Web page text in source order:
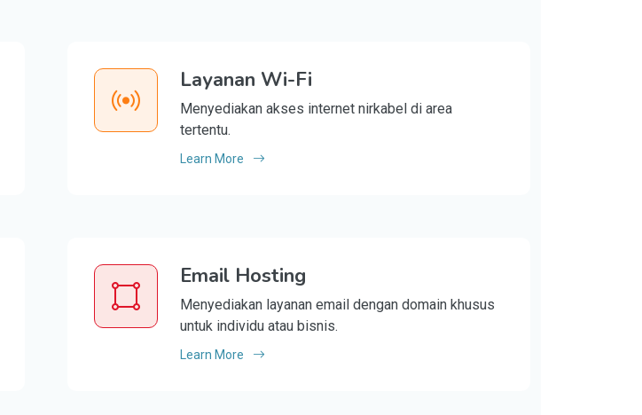
Layanan Wi-Fi
Menyediakan akses internet nirkabel di area
tertentu.
Learn More
Email Hosting
Menyediakan layanan email dengan domain khusus
untuk individu atau bisnis.
Learn More